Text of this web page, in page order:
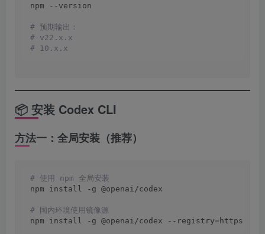
npm --version
# 预期输出：
# v22.x.x
# 10.x.x
📦 安装 Codex CLI
方法一：全局安装（推荐）
# 使用 npm 全局安装
npm install -g @openai/codex
# 国内环境使用镜像源
npm install -g @openai/codex --registry=https